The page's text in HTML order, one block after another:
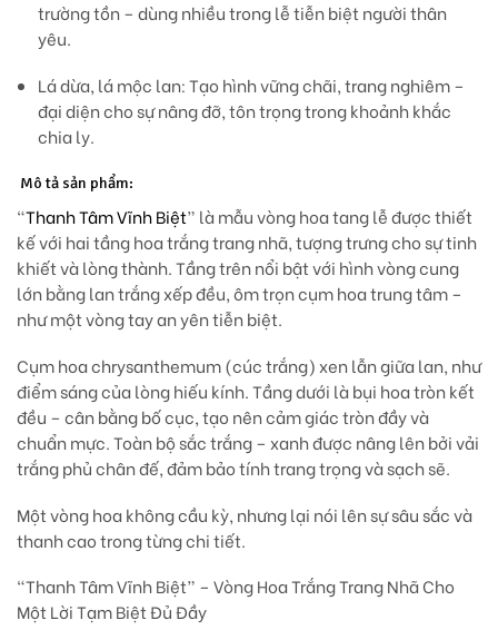
trường tồn – dùng nhiều trong lễ tiễn biệt người thân
yêu.
Lá dừa, lá mộc lan:Tạo hình vững chãi, trang nghiêm –
đại diện cho sự nâng đỡ, tôn trọng trong khoảnh khắc
chia ly.
Mô tả sản phẩm:
“Thanh Tâm Vĩnh Biệt” là mẫu vòng hoa tang lễ được thiết
kế với hai tầng hoa trắng trang nhã, tượng trưng cho sự tinh
khiết và lòng thành. Tầng trên nổi bật với hình vòng cung
lớn bằng lan trắng xếp đều, ôm trọn cụm hoa trung tâm –
như mộtvòng tay an yên tiễn biệt.
Cụm hoachrysanthemum (cúc trắng)xen lẫn giữa lan, như
điểm sáng của lòng hiếu kính. Tầng dưới là bụi hoa tròn kết
đều – cân bằng bố cục, tạo nên cảm giác tròn đầy và
chuẩn mực. Toàn bộ sắc trắng – xanh được nâng lên bởi vải
trắng phủ chân đế, đảm bảo tính trang trọng và sạch sẽ.
Một vòng hoa không cầu kỳ, nhưng lại nói lên sự sâu sắc và
thanh cao trong từng chi tiết.
“Thanh Tâm Vĩnh Biệt” – Vòng Hoa Trắng Trang Nhã Cho
Một Lời Tạm Biệt Đủ Đầy